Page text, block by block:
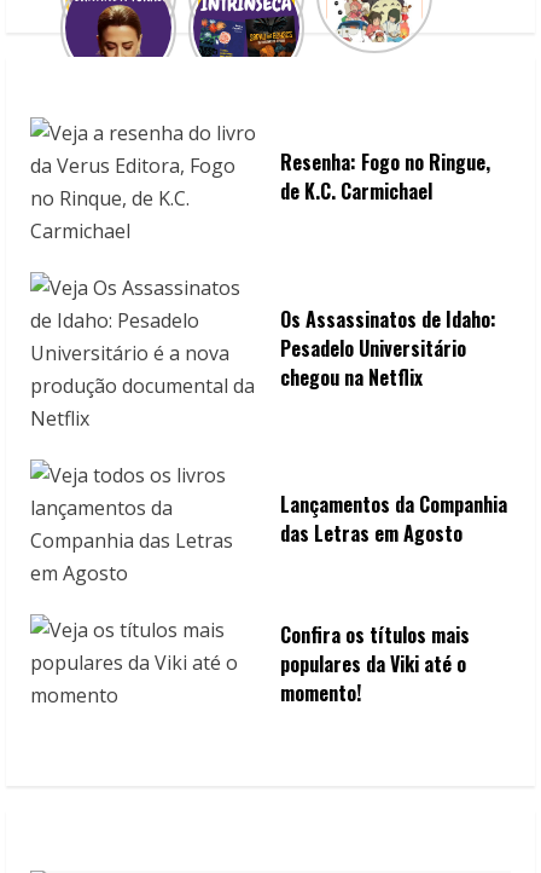
Resenha: Fogo no Ringue,
de K.C. Carmichael
Os Assassinatos de Idaho:
Pesadelo Universitário
chegou na Netflix
Lançamentos da Companhia
das Letras em Agosto
Confira os títulos mais
populares da Viki até o
momento!